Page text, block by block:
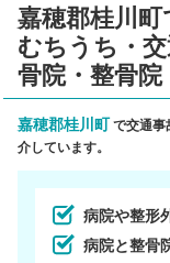
嘉穂郡桂川町
むちうち・
骨院・整骨院
嘉穂郡桂川町で交通事
介しています。
病院や整形
病院と整骨